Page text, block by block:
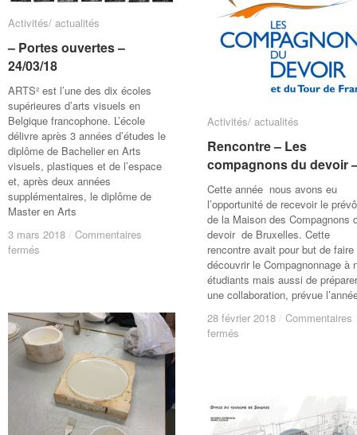
Activités/ actualités
– Portes ouvertes –
24/03/18
ARTS² est l’une des dix écoles
supérieures d’arts visuels en
Belgique francophone. L’école
délivre après 3 années d’études le
diplôme de Bachelier en Arts
visuels, plastiques et de l’espace
et, après deux années
supplémentaires, le diplôme de
Master en Arts
3 mars 2018 / Commentaires
fermés
–
24/03/18
Activités/ actualités
– Portes ouvertes –
24/03/18
3 mars 2018 / Commentaires
fermés
–
24/03/18
Activités/ actualités
Rencontre – Les
compagnons du devoir
Cette année nous avons eu
l’opportunité de recevoir le
de la Maison des Compagnons
devoir de Bruxelles. Cette
rencontre avait pour but de faire
découvrir le Compagnonnage à
étudiants mais aussi de préparer
une collaboration, prévue
28 février 2018 / Commentaires
fermés
du
devoir
Activités/ actualités
Rencontre – Les
compagnons du devoir
28 février 2018 / Commentaires
fermés
du
devoir